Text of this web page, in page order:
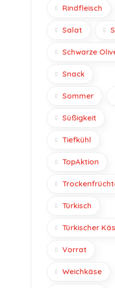
Rindfleisch
Salat
Schwarze
Snack
Sommer
Süßigkeit
Tiefkühl
TopAktion
Türkisch
Türkischer
Vorrat
Weichkäse